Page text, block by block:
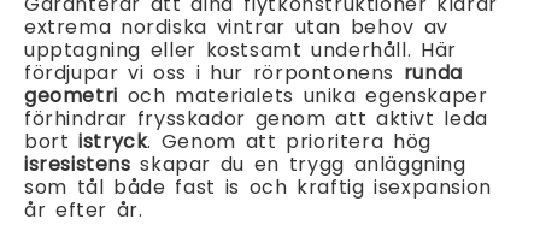
extrema nordiska vintrar utan behov av
upptagning eller kostsamt underhåll. Här
fördjupar vi oss i hur rörpontonens runda
geometri och materialets unika egenskaper
förhindrar frysskador genom att aktivt leda
bortistryck. Genom att prioritera hög
isresistens skapar du en trygg anläggning
som tål både fast is och kraftig isexpansion
år efter år.